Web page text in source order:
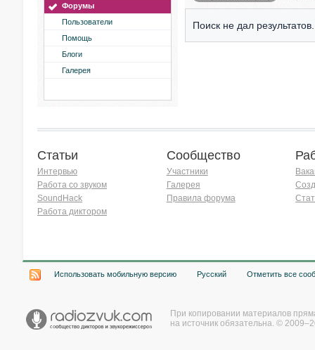
Форумы
Пользователи
Помощь
Блоги
Галерея
Поиск не дал результатов.
Статьи
Интервью
Работа со звуком
SoundHack
Работа диктором
Сообщество
Участники
Галерея
Правила форума
Использовать мобильную версию Русский Отметить все
При копировании материалов
на источник обязательна. ©